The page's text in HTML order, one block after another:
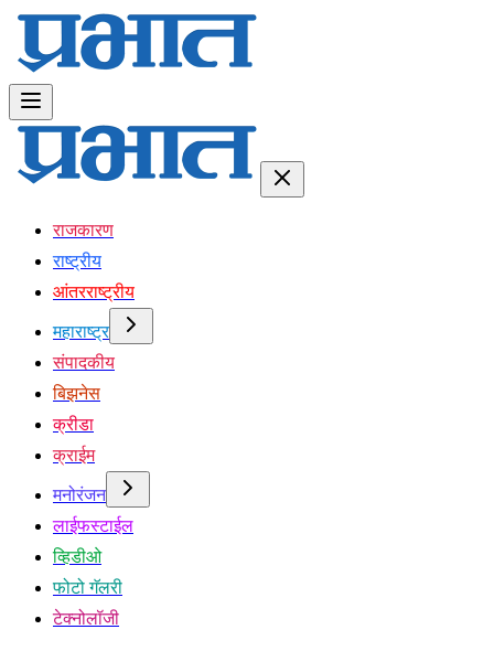
राजकारण
राष्ट्रीय
आंतरराष्ट्रीय
महाराष्ट्र
संपादकीय
बिझनेस
क्रीडा
क्राईम
मनोरंजन
लाईफस्टाईल
व्हिडीओ
फोटो गॅलरी
टेक्नोलॉजी